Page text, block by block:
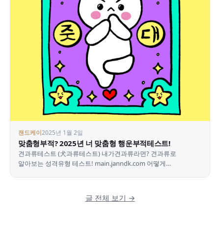
잰드케이2025년 1월 2일
맞춤형부적? 2025년 너 맞춤형 행운부적테스트!
견과류테스트 (犬과류테스트) 내가견과류라면? 견과류로
알아보는 성격유형 테스트! main.janndk.com 어떻게
글 전체 보기 →